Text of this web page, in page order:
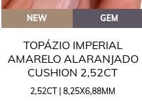
NEW GEM
TOPÁZIO IMPERIAL
AMARELO ALARANJADO
CUSHION 2,52CT
2,52CT | 8,25X6,88MM